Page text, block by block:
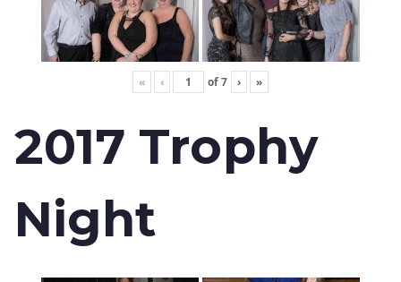
« ‹ of7 › »
2017 Trophy
Night